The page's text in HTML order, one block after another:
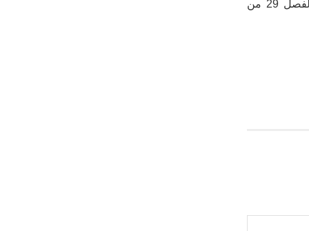
وأوضح أن “جوهر قرار السلطات العمومية بالمنع، محكوم بتحقيق التوازن بين حق المواطنين في التظاهر السلمي (الفصل 29 من